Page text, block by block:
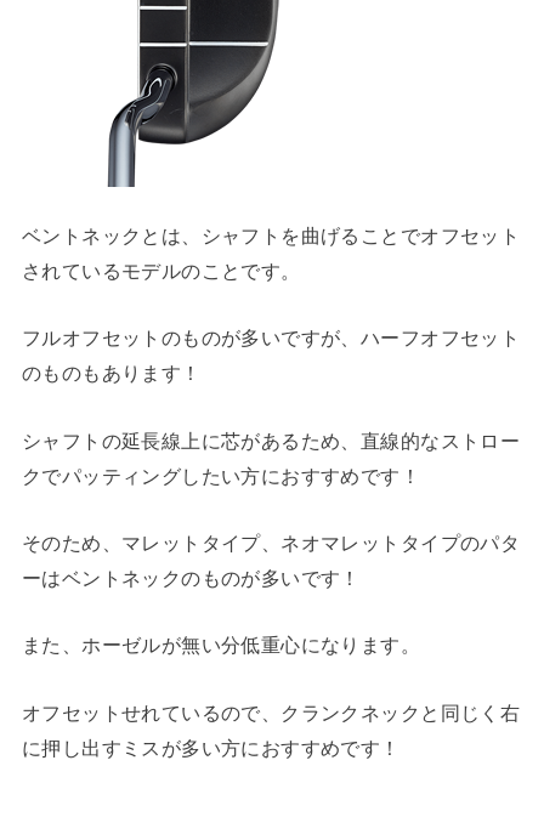
ベントネックとは、シャフトを曲げることでオフセット
されているモデルのことです。
フルオフセットのものが多いですが、ハーフオフセット
のものもあります！
シャフトの延長線上に芯があるため、直線的なストロー
クでパッティングしたい方におすすめです！
そのため、マレットタイプ、ネオマレットタイプのパタ
ーはベントネックのものが多いです！
また、ホーゼルが無い分低重心になります。
オフセットせれているので、クランクネックと同じく右
に押し出すミスが多い方におすすめです！